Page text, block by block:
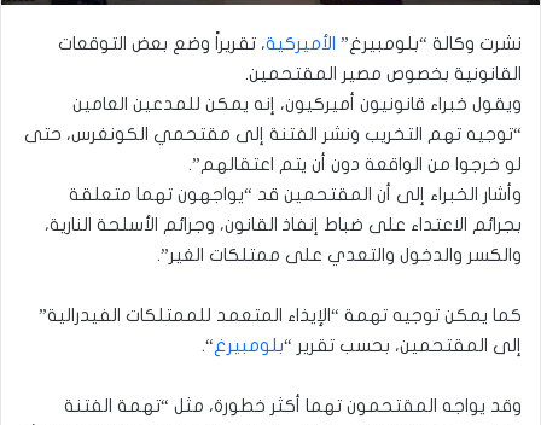
نشرت وكالة “بلومبيرغ” الأميركية، تقريراً وضع بعض التوقعات
القانونية بخصوص مصير المقتحمين.
ويقول خبراء قانونيون أميركيون، إنه يمكن للمدعين العامين
“توجيه تهم التخريب ونشر الفتنة إلى مقتحمي الكونغرس، حتى
لو خرجوا من الواقعة دون أن يتم اعتقالهم”.
وأشار الخبراء إلى أن المقتحمين قد “يواجهون تهما متعلقة
بجرائم الاعتداء على ضباط إنفاذ القانون، وجرائم الأسلحة النارية،
والكسر والدخول والتعدي على ممتلكات الغير”.
كما يمكن توجيه تهمة “الإيذاء المتعمد للممتلكات الفيدرالية”
إلى المقتحمين، بحسب تقرير “بلومبيرغ“.
وقد يواجه المقتحمون تهما أكثر خطورة، مثل “تهمة الفتنة